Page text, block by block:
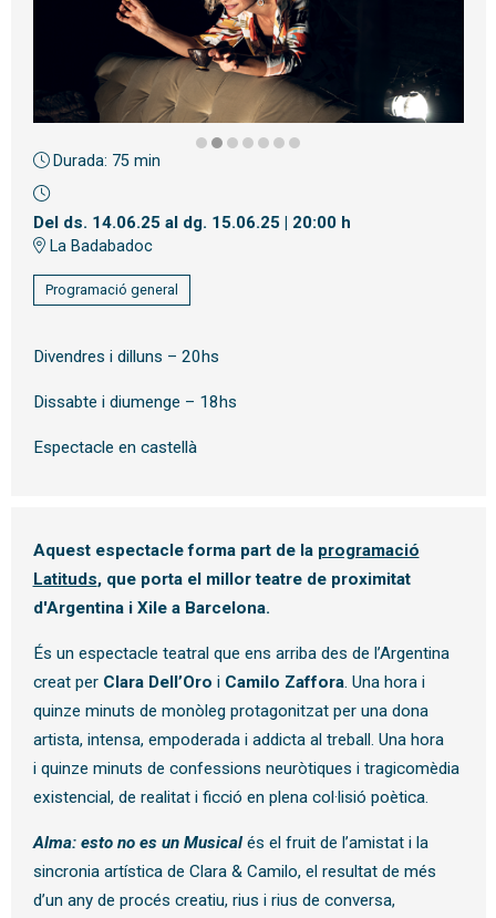
Diapositiva 2 de 7
Durada: 75 min
Del ds. 14.06.25al dg. 15.06.25| 20:00 h
La Badabadoc
Programació general
Divendres i dilluns – 20hs
Dissabte i diumenge – 18hs
Espectacle en castellà
Aquest espectacle forma part de la programació
Latituds, que porta el millor teatre de proximitat
d'Argentina i Xile a Barcelona.
És un espectacle teatral que ens arriba des de l’Argentina
creat per Clara Dell’Oro i Camilo Zaffora. Una hora i
quinze minuts de monòleg protagonitzat per una dona
artista, intensa, empoderada i addicta al treball. Una hora
i quinze minuts de confessions neuròtiques i tragicomèdia
existencial, de realitat i ficció en plena col·lisió poètica.
Alma: esto no es un Musicalés el fruit de l’amistat i la
sincronia artística de Clara & Camilo, el resultat de més
d’un any de procés creatiu, rius i rius de conversa,